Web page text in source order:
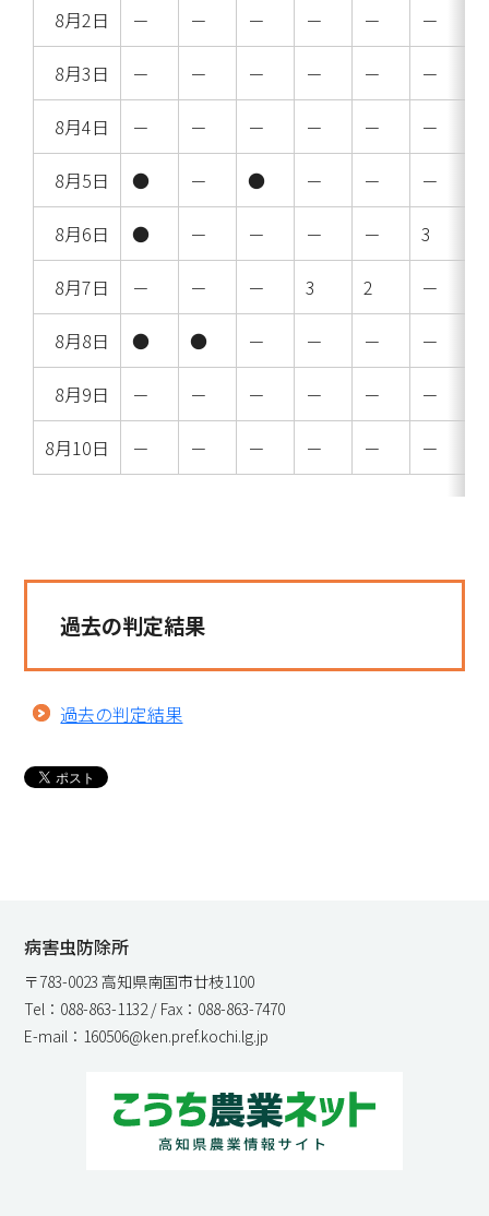
8月2日 － － － － － －
8月3日 － － － － － －
8月4日 － － － － － －
8月5日 ● － ● － － －
8月6日 ● － － － － 3
8月7日 － － － 3 2 －
8月8日 ● ● － － － －
8月9日 － － － － － －
8月10日 － － － － － －
過去の判定結果
過去の判定結果
病害虫防除所
〒783-0023 高知県南国市廿枝1100
Tel：088-863-1132 / Fax：088-863-7470
E-mail：160506@ken.pref.kochi.lg.jp